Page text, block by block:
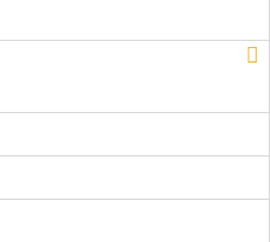

ARENA 33.3 * 55
WHITE 60 * 120